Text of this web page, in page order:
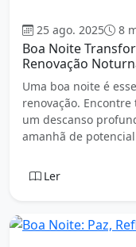
25 ago. 2025 8
Boa Noite
Renovação
Uma boa noite é
renovação.
um descanso
amanhã de
Ler